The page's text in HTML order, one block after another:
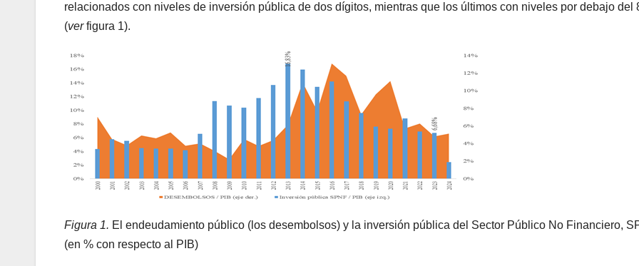
relacionados con niveles de inversión pública de dos dígitos, mientras que los últimos con niveles por debajo del
(verfigura 1).
Figura 1. El endeudamiento público (los desembolsos) y la inversión pública del Sector Público No Financiero,
(en % con respecto al PIB)